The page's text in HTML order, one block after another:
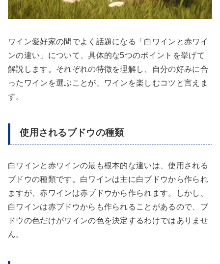
ワイン愛好家の間でよく話題になる「白ワインと赤ワイ
ンの違い」について、具体的な5つのポイントを挙げて
解説します。それぞれの特徴を理解し、自分の好みに合
ったワインを選ぶことが、ワインを楽しむコツと言えま
す。
使用されるブドウの種類
白ワインと赤ワインの最も根本的な違いは、使用される
ブドウの種類です。白ワインは主に白ブドウから作られ
ますが、赤ワインは赤ブドウから作られます。しかし、
白ワインは赤ブドウからも作られることがあるので、ブ
ドウの色だけがワインの色を決定するわけではありませ
ん。